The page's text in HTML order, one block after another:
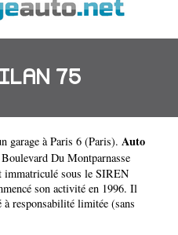
75
garage à Paris 6 (Paris). Auto
Du Montparnasse
sous le SIREN
son activité en 1996. Il
à responsabilité limitée (sans